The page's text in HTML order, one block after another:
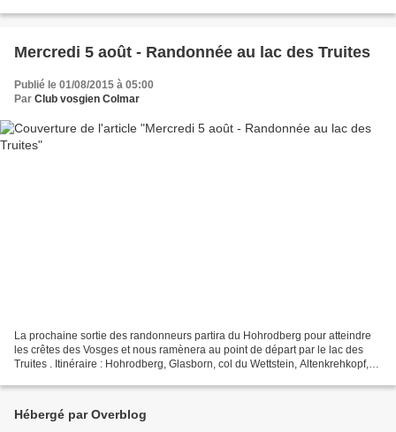
Mercredi 5 août - Randonnée au lac des Truites
Publié le 01/08/2015 à 05:00
Par Club vosgien Colmar
La prochaine sortie des randonneurs partira du Hohrodberg pour atteindre
les crêtes des Vosges et nous ramènera au point de départ par le lac des
Truites . Itinéraire : Hohrodberg, Glasborn, col du Wettstein, Altenkrehkopf,
Hébergé par Overblog